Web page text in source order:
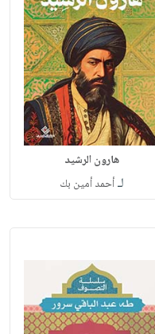
هارون الرشيد
لـأحمد أمين بك